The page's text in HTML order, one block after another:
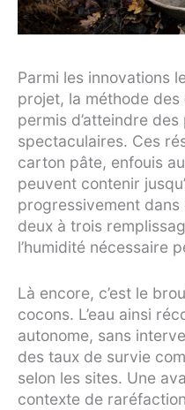
Parmi les innovations
projet, la méthode des
permis d’atteindre
spectaculaires. Ces
carton pâte, enfouis
peuvent contenir
progressivement dans
deux à trois
l’humidité nécessaire
Là encore, c’est le
cocons. L’eau ainsi
autonome, sans
des taux de survie
selon les sites. Une
contexte de